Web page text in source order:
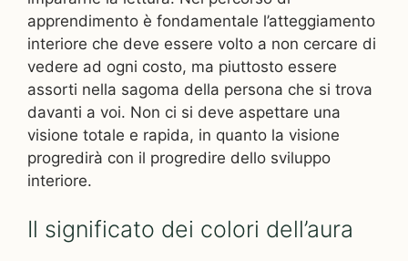
apprendimento è fondamentale l’atteggiamento
interiore che deve essere volto a non cercare di
vedere ad ogni costo, ma piuttosto essere
assorti nella sagoma della persona che si trova
davanti a voi. Non ci si deve aspettare una
visione totale e rapida, in quanto la visione
progredirà con il progredire dello sviluppo
interiore.
Il significato dei colori dell’aura